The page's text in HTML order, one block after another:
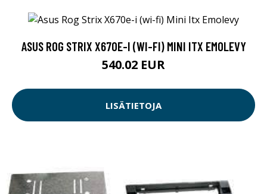
ASUS ROG STRIX X670E-I (WI-FI) MINI ITX EMOLEVY
540.02 EUR
LISÄTIETOJA